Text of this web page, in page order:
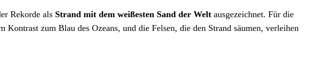
Rekorde als Strand mit dem weißesten Sand der Welt ausgezeichnet. Für die
zum Blau des Ozeans, und die Felsen, die den Strand säumen, verleihen